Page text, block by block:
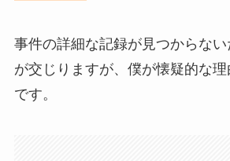
事件の詳細な記録が見つからない
が交じりますが、僕が懐疑的な理
です。